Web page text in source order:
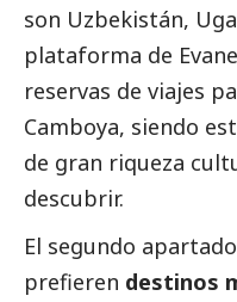
son Uzbekistán,
plataforma de
reservas de viajes
Camboya, siendo
de gran riqueza
descubrir.
El segundo
prefieren destinos